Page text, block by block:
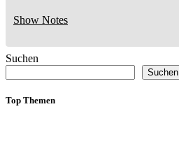
Show Notes
Suchen
Suchen
Top Themen